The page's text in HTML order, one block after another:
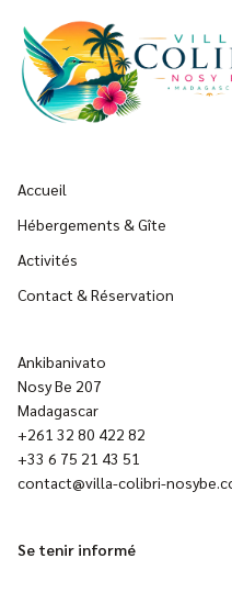
Accueil
Hébergements & Gîte
Activités
Contact & Réservation
Ankibanivato
Nosy Be 207
Madagascar
+261 32 80 422 82
+33 6 75 21 43 51
contact@villa-colibri-
Se tenir informé